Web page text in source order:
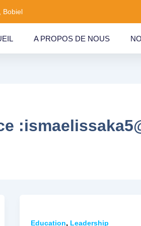
Bobiel
A PROPOS DE NOUS
Education, Leadership